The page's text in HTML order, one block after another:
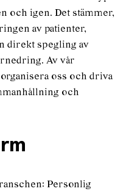
och igen. Det stämmer,
av patienter,
direkt spegling av
Av vår
oss och driva
och
Personlig